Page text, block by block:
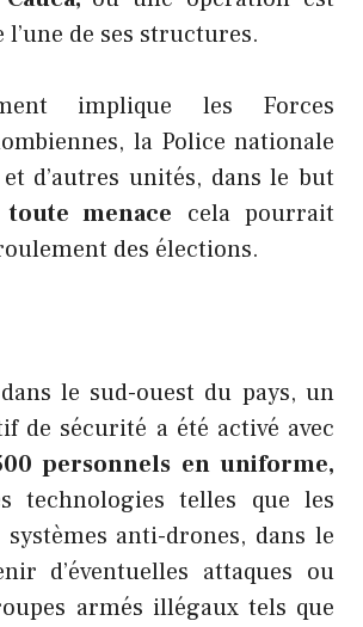
de ses structures.
implique les Forces
la Police nationale
d’autres unités, dans le but
menace cela pourrait
des élections.
le sud-ouest du pays, un
de sécurité a été activé avec
personnels en uniforme,
technologies telles que les
anti-drones, dans le
d’éventuelles attaques ou
armés illégaux tels que